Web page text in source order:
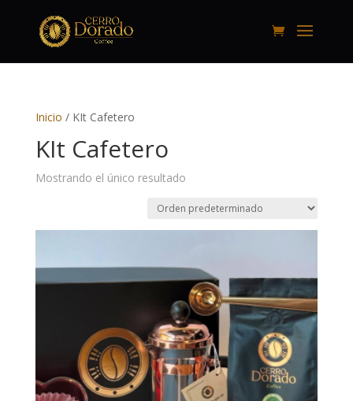
Inicio / KIt Cafetero
KIt Cafetero
Mostrando el único resultado